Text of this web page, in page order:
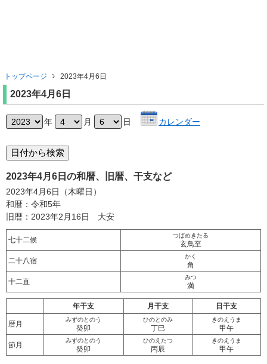
トップページ 2023年4月6日
2023年4月6日
年 月 日 カレンダー
2023年4月6日の和暦、旧暦、干支など
2023年4月6日（木曜日）
和暦：令和5年
旧暦：2023年2月16日 大安
七十二候
つばめきたる
玄鳥至
二十八宿
かく
角
十二直
みつ
満
年干支 月干支 日干支
暦月
みずのとのう
癸卯
ひのとのみ
丁巳
きのえうま
甲午
節月
みずのとのう
癸卯
ひのえたつ
丙辰
きのえうま
甲午